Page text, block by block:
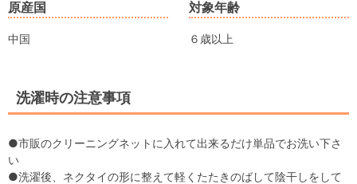
原産国
中国
対象年齢
６歳以上
洗濯時の注意事項
●市販のクリーニングネットに入れて出来るだけ単品でお洗い下さ
い
●洗濯後、ネクタイの形に整えて軽くたたきのばして陰干しをして